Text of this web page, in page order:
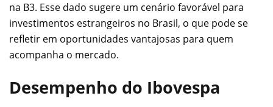
na B3. Esse dado sugere um cenário favorável para
investimentos estrangeiros no Brasil, o que pode se
refletir em oportunidades vantajosas para quem
acompanha o mercado.
Desempenho do Ibovespa